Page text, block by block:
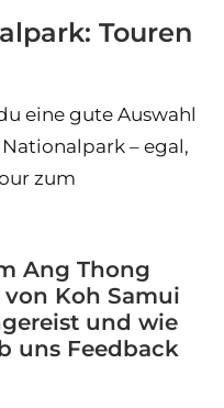
Touren
eine gute Auswahl
– egal,
zum
Ang Thong
Koh Samui
und wie
uns Feedback